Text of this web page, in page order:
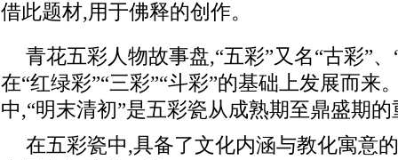
借此题材,用于佛释的创作。
青花五彩人物故事盘,“五彩”又名“古彩”
在“红绿彩”“三彩”“斗彩”的基础上发展而来
中,“明末清初”是五彩瓷从成熟期至鼎盛期
在五彩瓷中,具备了文化内涵与教化寓意